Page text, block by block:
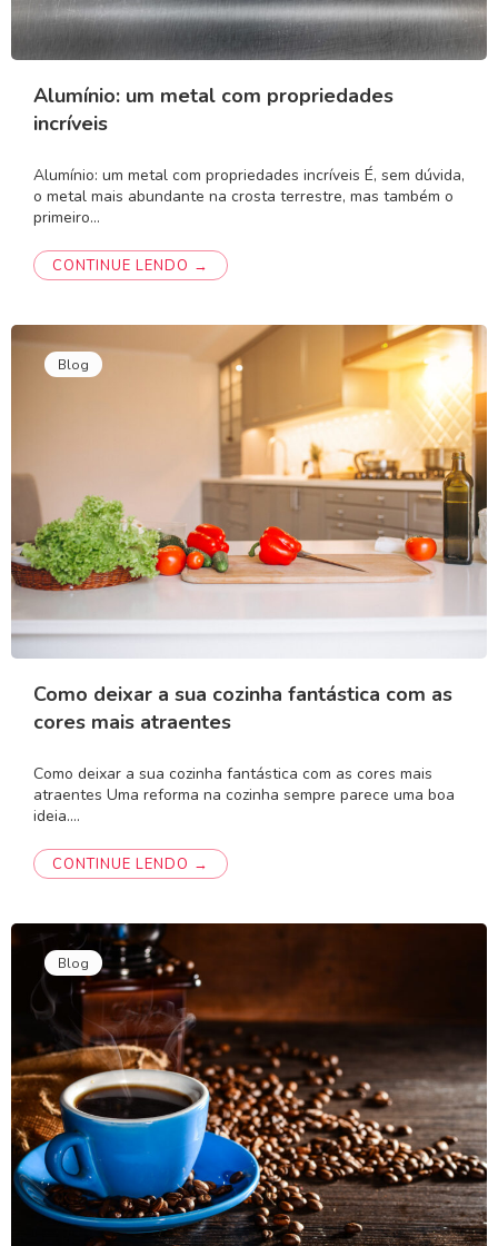
Alumínio: um metal com propriedades
incríveis
Alumínio: um metal com propriedades incríveis É, sem dúvida,
o metal mais abundante na crosta terrestre, mas também o
primeiro…
CONTINUE LENDO →
Blog
Como deixar a sua cozinha fantástica com as
cores mais atraentes
Como deixar a sua cozinha fantástica com as cores mais
atraentes Uma reforma na cozinha sempre parece uma boa
ideia.…
CONTINUE LENDO →
Blog